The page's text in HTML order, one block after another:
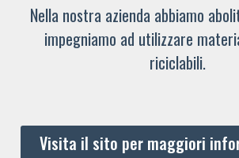
Nella nostra azienda abbiamo
impegniamo ad utilizzare
riciclabili.
Visita il sito per maggiori